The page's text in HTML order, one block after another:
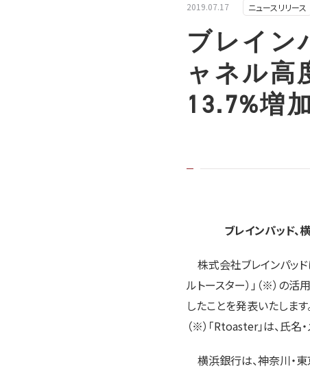
2019.07.17 ニュースリリース
ブレイン
ャネル高
13.7%増
ブレインパッド
株式会社ブレインパッド
ルトースター）」（※）の
したことを発表いたします
（※）「Rtoaster」は、氏
横浜銀行は、神奈川・